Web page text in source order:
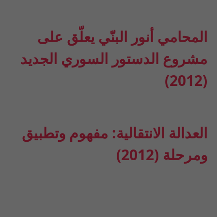
المحامي أنور البنّي يعلّق على
مشروع الدستور السوري الجديد
(2012)
العدالة الانتقالية: مفهوم وتطبيق
ومرحلة (2012)